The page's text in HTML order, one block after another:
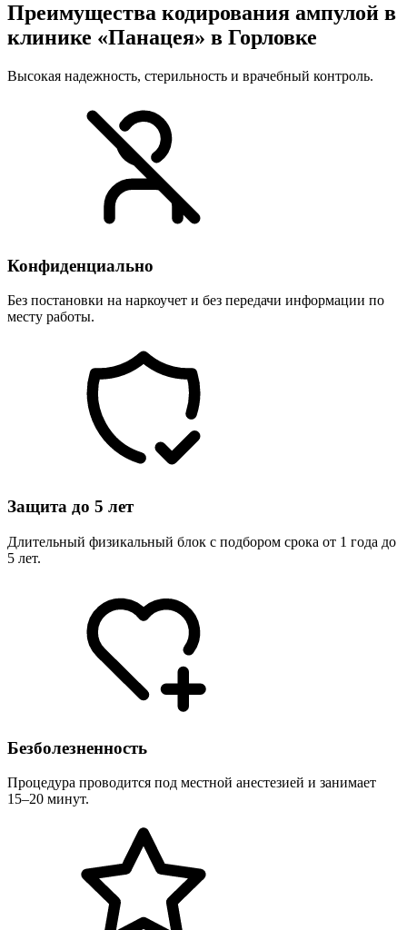
Преимущества кодирования ампулой в
клинике «Панацея» в Горловке
Высокая надежность, стерильность и врачебный контроль.
Конфиденциально
Без постановки на наркоучет и без передачи информации по
месту работы.
Защита до 5 лет
Длительный физикальный блок с подбором срока от 1 года до
5 лет.
Безболезненность
Процедура проводится под местной анестезией и занимает
15–20 минут.